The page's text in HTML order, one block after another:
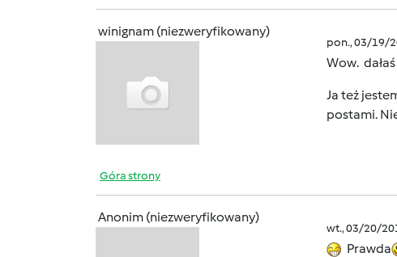
winignam (niezweryfikowany)
pon., 03/19/
Wow.
Ja też
postami.
Góra strony
Anonim (niezweryfikowany)
wt., 03/20/
Prawda